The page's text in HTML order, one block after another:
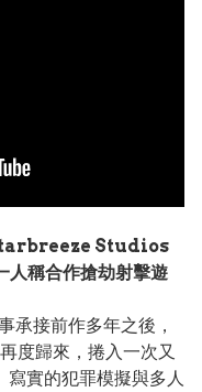
Studios
人稱合作搶劫射擊遊
承接前作多年之後，
度歸來，捲入一次又
實的犯罪模擬與多人